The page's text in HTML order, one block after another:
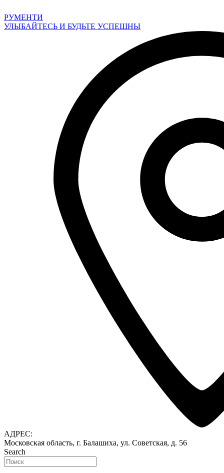
к
содержимому
РУМЕНТИ
УЛЫБАЙТЕСЬ И БУДЬТЕ УСПЕШНЫ
АДРЕС:
Московская область, г. Балашиха, ул. Советская, д. 56
Search